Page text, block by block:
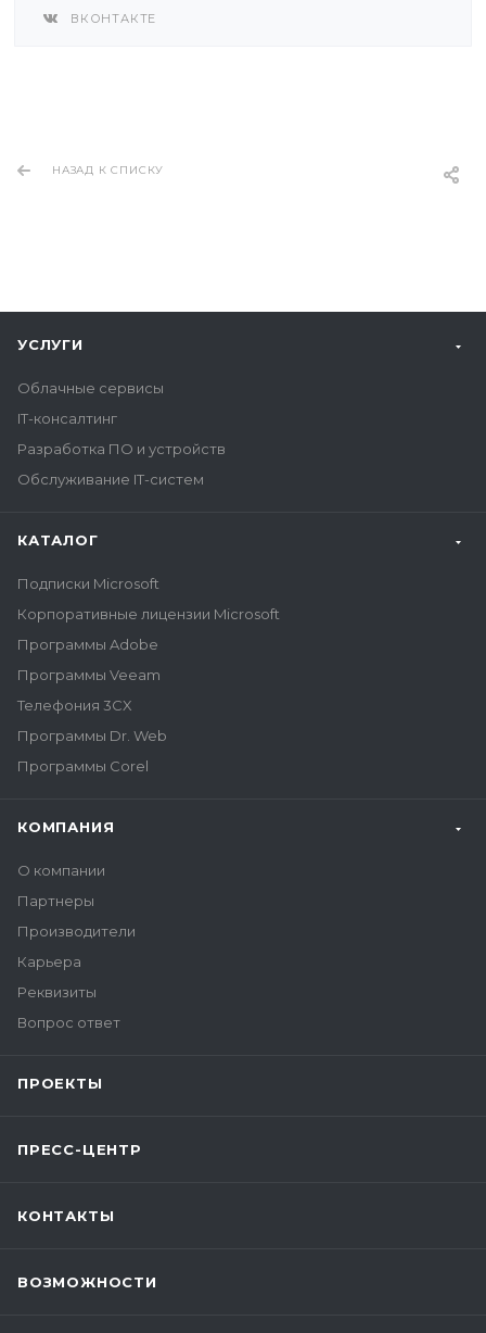
ВКОНТАКТЕ
НАЗАД К СПИСКУ
УСЛУГИ
Облачные сервисы
IT-консалтинг
Разработка ПО и устройств
Обслуживание IT-систем
КАТАЛОГ
Подписки Microsoft
Корпоративные лицензии Microsoft
Программы Adobe
Программы Veeam
Телефония 3CX
Программы Dr. Web
Программы Corel
КОМПАНИЯ
О компании
Партнеры
Производители
Карьера
Реквизиты
Вопрос ответ
ПРОЕКТЫ
ПРЕСС-ЦЕНТР
КОНТАКТЫ
ВОЗМОЖНОСТИ